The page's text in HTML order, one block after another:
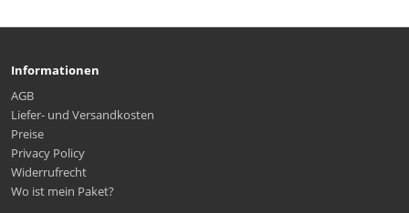
Informationen
AGB
Liefer- und Versandkosten
Preise
Privacy Policy
Widerrufrecht
Wo ist mein Paket?